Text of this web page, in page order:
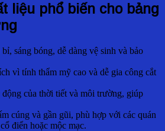
liệu phổ biến cho bảng
sáng bóng, dễ dàng vệ sinh và bảo
vì tính thẩm mỹ cao và dễ gia công cắt
của thời tiết và môi trường, giúp
cúng và gần gũi, phù hợp với các quán
điển hoặc mộc mạc.